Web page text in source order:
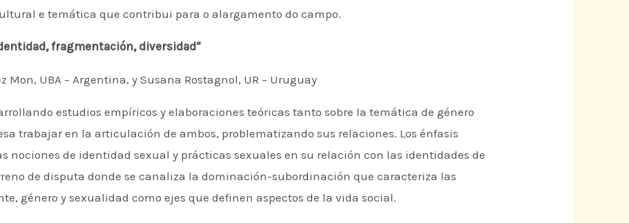
e temática que contribui para o alargamento do campo.
fragmentación, diversidad”
Mon, UBA – Argentina, y Susana Rostagnol, UR – Uruguay
estudios empíricos y elaboraciones teóricas tanto sobre la temática de género
trabajar en la articulación de ambos, problematizando sus relaciones. Los énfasis
nociones de identidad sexual y prácticas sexuales en su relación con las identidades de
de disputa donde se canaliza la dominación-subordinación que caracteriza las
género y sexualidad como ejes que definen aspectos de la vida social.